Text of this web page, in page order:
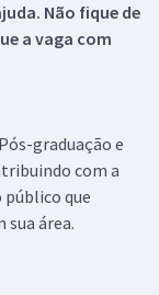
Não fique de
a vaga com
graduação e
com a
público que
área.